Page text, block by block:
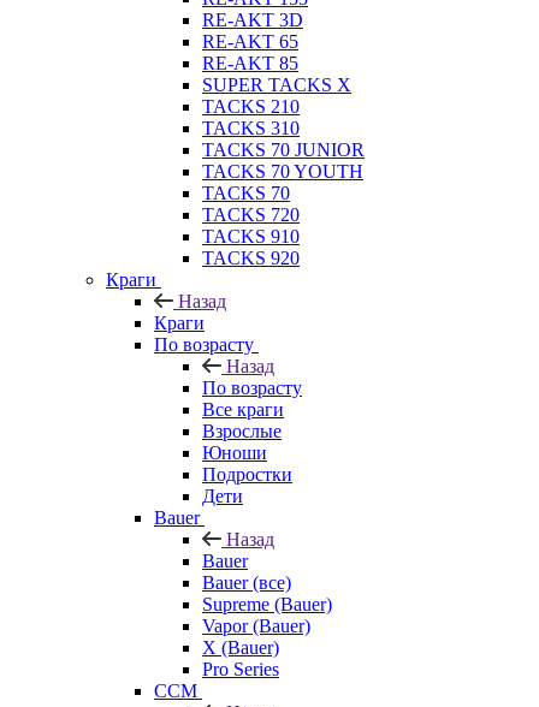
RE-AKT 3D
RE-AKT 65
RE-AKT 85
SUPER TACKS X
TACKS 210
TACKS 310
TACKS 70 JUNIOR
TACKS 70 YOUTH
TACKS 70
TACKS 720
TACKS 910
TACKS 920
Краги
Назад
Краги
По возрасту
Назад
По возрасту
Все краги
Взрослые
Юноши
Подростки
Дети
Bauer
Назад
Bauer
Bauer (все)
Supreme (Bauer)
Vapor (Bauer)
X (Bauer)
Pro Series
CCM